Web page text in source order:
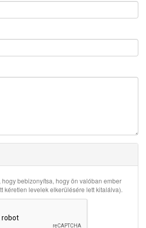
hogy bebizonyítsa, hogy ön valóban ember
kéretlen levelek elkerülésére lett kitalálva).